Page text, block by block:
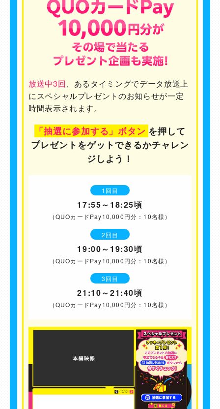
放送中3回、あるタイミングでデータ放送上
にスペシャルプレゼントのお知らせが一定
時間表示されます。
「抽選に参加する」ボタン を押して
プレゼントをゲットできるかチャレン
ジしよう！
1回目
17:55～18:25頃
（QUOカードPay10,000円分：10名様）
2回目
19:00～19:30頃
（QUOカードPay10,000円分：10名様）
3回目
21:10～21:40頃
（QUOカードPay10,000円分：10名様）